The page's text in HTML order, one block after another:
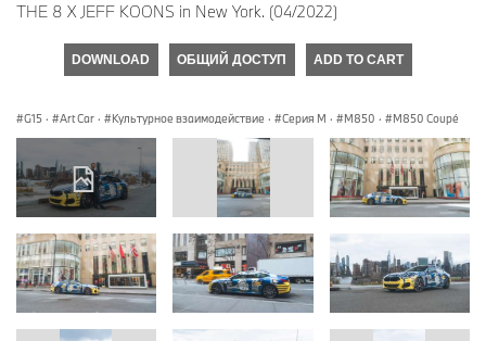
THE 8 X JEFF KOONS in New York. (04/2022)
DOWNLOAD ОБЩИЙ ДОСТУП ADD TO CART
G15 · Art Car · Культурное взаимодействие · Серия M · M850 · M850 Coupé